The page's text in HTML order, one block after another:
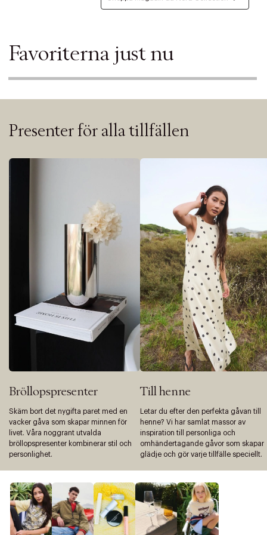
Favoriterna just nu
Presenter för alla tillfällen
Bröllopspresenter
Skäm bort det nygifta paret med en
vacker gåva som skapar minnen för
livet. Våra noggrant utvalda
bröllopspresenter kombinerar stil och
personlighet.
Till henne
Letar du efter den perfekta gåvan till
henne? Vi har samlat massor av
inspiration till personliga och
omhändertagande gåvor som skapar
glädje och gör varje tillfälle speciellt.